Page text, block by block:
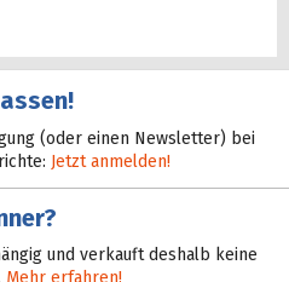
(oder einen Newsletter) bei
Jetzt anmelden!
und verkauft deshalb keine